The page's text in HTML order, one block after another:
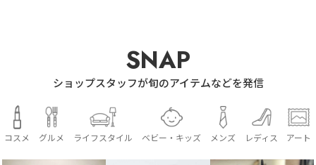
SNAP
ショップスタッフが旬のアイテムなどを発信
コスメ グルメ ライフスタイル ベビー・キッズ メンズ レディス アート